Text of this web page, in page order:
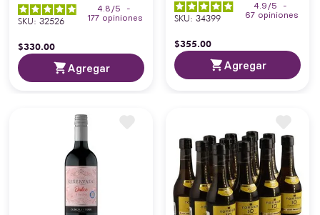
4.8 /5
-
177 opiniones
SKU: 32526
$330.00
Agregar
4.9 /5
-
67 opiniones
SKU: 34399
$355.00
Agregar